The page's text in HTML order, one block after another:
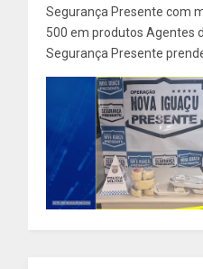
Segurança Presente com
500 em produtos Agentes
Segurança Presente